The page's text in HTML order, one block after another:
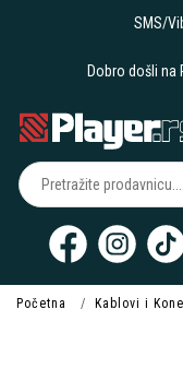
SMS/
Dobro došli na
Početna Kablovi i